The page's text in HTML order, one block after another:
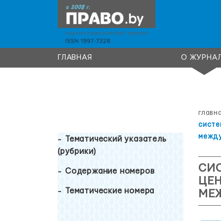
ГЛАВНАЯ О
Тематический указатель
(рубрики)
Содержание номеров
Тематические номера